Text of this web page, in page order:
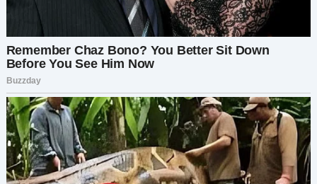
— Приходи завтра. Мы всё обсудим. Мы любим
тебя.
На следующее утро я не находила себе места.
Георгий сидел молча, с беспокойством
наблюдая за мной. Наконец, у дома
остановилась машина. Эмма вышла и
направилась к двери. Я открыла, и она сразу же
разрыдалась: